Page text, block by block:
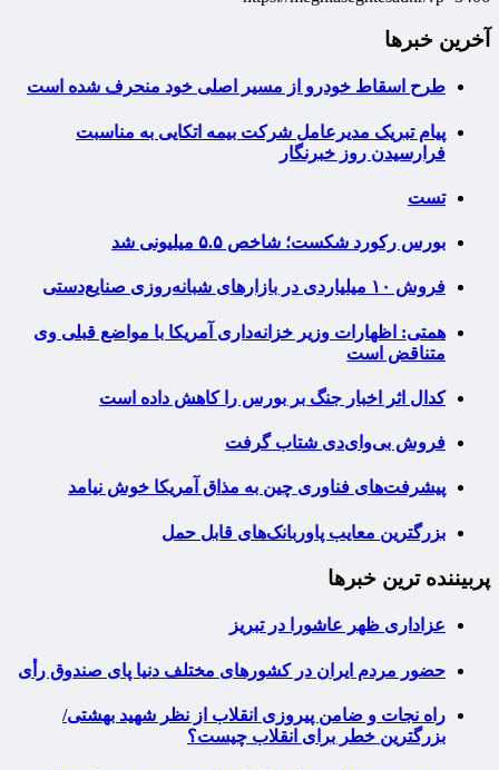
آخرین خبرها
طرح اسقاط خودرو از مسیر اصلی خود منحرف شده است
پیام تبریک مدیرعامل شرکت بیمه اتکایی به مناسبت
فرارسیدن روز خبرنگار
تست
بورس رکورد شکست؛ شاخص ۵.۵ میلیونی شد
فروش ۱۰ میلیاردی در بازارهای شبانه‌روزی صنایع‌دستی
همتی: اظهارات وزیر خزانه‌داری آمریکا با مواضع قبلی وی
متناقض است
کدال اثر اخبار جنگ بر بورس را کاهش داده است
فروش بی‌وای‌دی شتاب گرفت
پیشرفت‌های فناوری چین به مذاق آمریکا خوش نیامد
بزرگترین معایب پاوربانک‌های قابل حمل
پربیننده ترین خبرها
عزاداری ظهر عاشورا در تبریز
حضور مردم ایران در کشورهای مختلف دنیا پای صندوق رأی
راه نجات و ضامن پیروزی انقلاب از نظر شهید بهشتی/
بزرگترین خطر برای انقلاب چیست؟